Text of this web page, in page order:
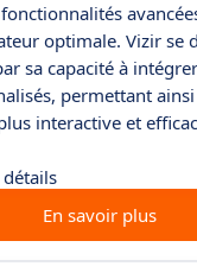
optimale. Vizir se
sa capacité à
permettant
interactive et
En savoir plus